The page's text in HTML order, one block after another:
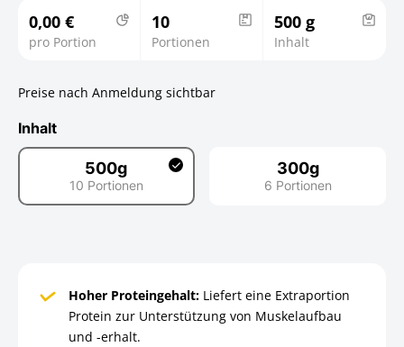
0,00 €
pro Portion
10
Portionen
500 g
Inhalt
Preise nach Anmeldung sichtbar
Inhalt
500g
10 Portionen
500g
300g
6 Portionen
Hoher Proteingehalt: Liefert eine Extraportion
Protein zur Unterstützung von Muskelaufbau
und -erhalt.